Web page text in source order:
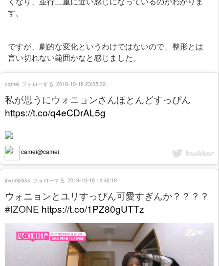
す。
ですが、劇的な変化というわけではないので、整形とは
言い切れない範囲かなと感じました。
私が思うにウォニョンさんほとんどすっぴん
https://t.co/q4eCDrAL5g
camei@camei
camei フォローする 2018-10-18 23:05:32
ウォニョンとユリすっぴん可愛すぎんか？？？？
#IZONE https://t.co/1PZ80gUTTz
joyuriglass フォローする 2018-10-18 14:46:19